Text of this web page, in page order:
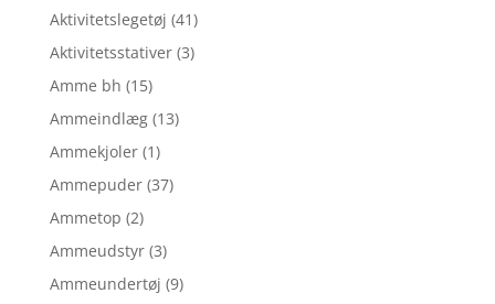
Aktivitetslegetøj (41)
Aktivitetsstativer (3)
Amme bh (15)
Ammeindlæg (13)
Ammekjoler (1)
Ammepuder (37)
Ammetop (2)
Ammeudstyr (3)
Ammeundertøj (9)